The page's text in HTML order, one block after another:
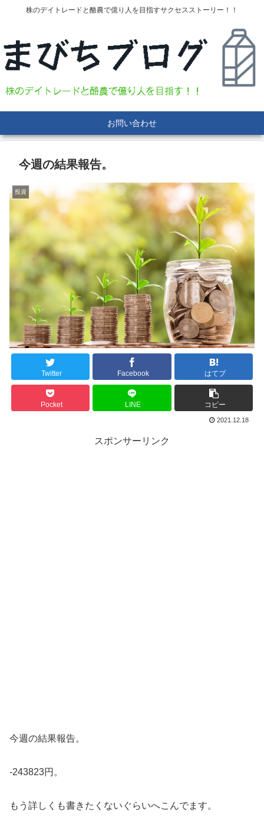
株のデイトレードと酪農で億り人を目指すサクセスストーリー！！
お問い合わせ
今週の結果報告。
投資
Twitter Facebook はてブ
Pocket LINE コピー
2021.12.18
スポンサーリンク
今週の結果報告。
-243823円。
もう詳しくも書きたくないぐらいへこんでます。